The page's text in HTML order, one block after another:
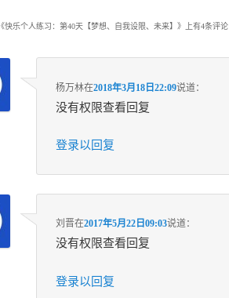
《快乐个人练习：第40天【梦想、自我设限、未来】 》上有4条评论
杨万林在2018年3月18日22:09说道：
没有权限查看回复
登录以回复
刘晋在2017年5月22日09:03说道：
没有权限查看回复
登录以回复